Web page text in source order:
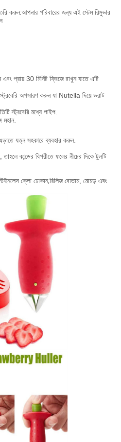
করুন:আপনার পরিবারের জন্য এই স্টেম রিমুভার
এবং প্রায় 30 মিনিট ফ্রিজে রাখুন যাতে এটি
অপসারণ করুন যা Nutella দিয়ে ভরাট
স্ট্রবেরি মধ্যে পাইপ.
মহান.
যত্ন সহকারে ব্যবহার করুন.
কান্ডের বিপরীতে ফলের নীচের দিকে টুলটি
ক্লো ঢোকান,রিলিজ বোতাম, মোচড় এবং